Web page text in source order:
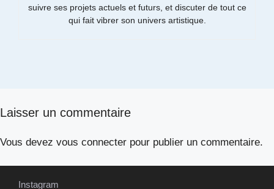
suivre ses projets actuels et futurs, et discuter de tout ce
qui fait vibrer son univers artistique.
Laisser un commentaire
Vous devez vous connecter pour publier un commentaire.
Instagram